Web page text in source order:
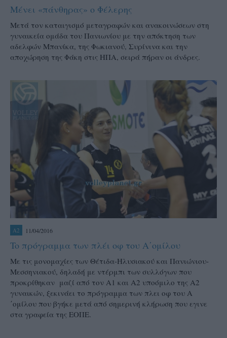
Μένει «πάνθηρας» ο Φέλερης
Μετά τον καταιγισμό μεταγραφών και ανακοινώσεων στη
γυναικεία ομάδα του Πανιωνίου με την απόκτηση των
αδελφών Μπανίκα, της Φωκιανού, Συρίνινα και την
αποχώρηση της Φάκη στις ΗΠΑ, σειρά πήραν οι άνδρες.
A2 11/04/2016
To πρόγραμμα των πλέι οφ του Α΄ομίλου
Mε τις μονομαχίες των Θέτιδα-Ηλυσιακού και Πανιώνιου-
Μεσσηνιακού, δηλαδή με ντέρμπι των συλλόγων που
προκρίθηκαν μαζί από τον Α1 και Α2 υποόμιλο της Α2
γυναικών, ξεκινάει το πρόγραμμα των πλει οφ του Α
΄ομίλου που βγήκε μετά από σημερινή κλήρωση που εγινε
στα γραφεία της ΕΟΠΕ.